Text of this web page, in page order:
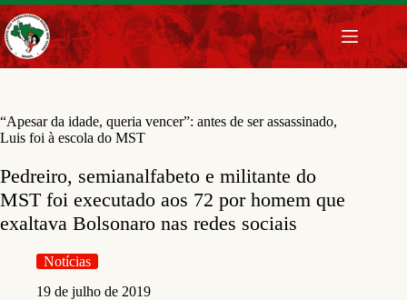
Pular
para
o
conteúdo
“Apesar da idade, queria vencer”: antes de ser assassinado,
Luis foi à escola do MST
Pedreiro, semianalfabeto e militante do
MST foi executado aos 72 por homem que
exaltava Bolsonaro nas redes sociais
Notícias
19 de julho de 2019